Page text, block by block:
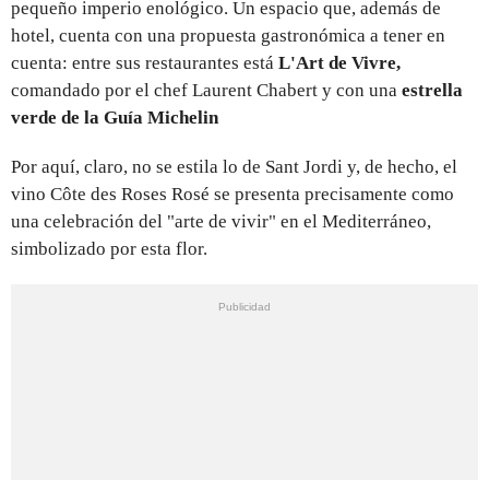
pequeño imperio enológico. Un espacio que, además de
hotel, cuenta con una propuesta gastronómica a tener en
cuenta: entre sus restaurantes está L'Art de Vivre,
comandado por el chef Laurent Chabert y con una estrella
verde de la Guía Michelin
Por aquí, claro, no se estila lo de Sant Jordi y, de hecho, el
vino Côte des Roses Rosé se presenta precisamente como
una celebración del "arte de vivir" en el Mediterráneo,
simbolizado por esta flor.